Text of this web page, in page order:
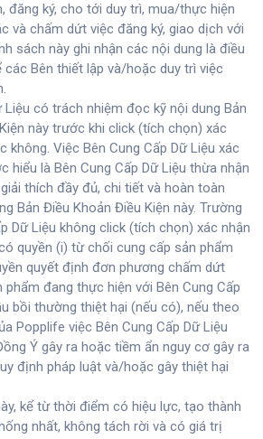
đăng ký, cho tới duy trì, mua/thực hiện
và chấm dứt việc đăng ký, giao dịch với
sách này ghi nhận các nội dung là điều
các Bên thiết lập và/hoặc duy trì việc
Liệu có trách nhiệm đọc kỹ nội dung Bản
này trước khi click (tích chọn) xác
không. Việc Bên Cung Cấp Dữ Liệu xác
hiểu là Bên Cung Cấp Dữ Liệu thừa nhận
thích đầy đủ, chi tiết và hoàn toàn
Bản Điều Khoản Điều Kiện này. Trường
Dữ Liệu không click (tích chọn) xác nhận
quyền (i) từ chối cung cấp sản phẩm
quyết định đơn phương chấm dứt
phẩm đang thực hiện với Bên Cung Cấp
bồi thường thiệt hại (nếu có), nếu theo
Popplife việc Bên Cung Cấp Dữ Liệu
Ý gây ra hoặc tiềm ẩn nguy cơ gây ra
định pháp luật và/hoặc gây thiệt hại
kể từ thời điểm có hiệu lực, tạo thành
nhất, không tách rời và có giá trị